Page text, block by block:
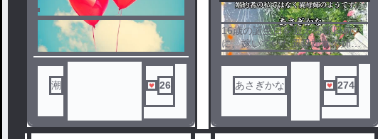
1 2
潮 26
ノベ
はなく異母姉のようです。
16歳の誕生日を迎える数日前
に、嫁いでいた異母姉妹の姉ク
ラリッサが自国に出戻った。そ
れを出迎えるのは、オレーリア
の婚約者である騎士団長のアシ
ュトンだった。その姿を目撃し
てしまい、王城に自分の居場所
がないと再確認する。
魔法塔に認められた魔法使い
あさぎかな 274